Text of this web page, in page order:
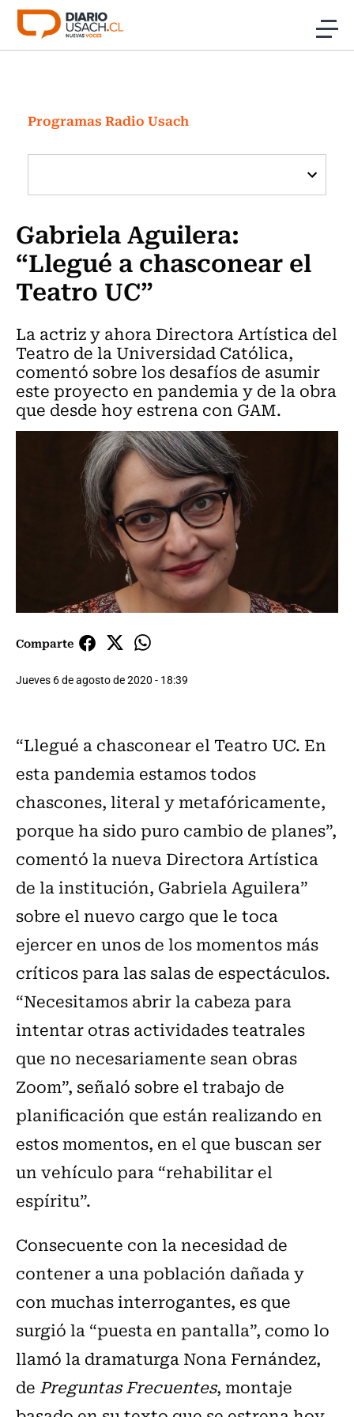
Click acá para ir directamente al contenido
Investigación
Cultura
Programas Radio y TV Usach
Programas Radio Usach
Gabriela Aguilera:
“Llegué a chasconear el
Teatro UC”
La actriz y ahora Directora Artística del
Teatro de la Universidad Católica,
comentó sobre los desafíos de asumir
este proyecto en pandemia y de la obra
que desde hoy estrena con GAM.
Comparte
Jueves 6 de agosto de 2020 - 18:39
“Llegué a chasconear el Teatro UC. En
esta pandemia estamos todos
chascones, literal y metafóricamente,
porque ha sido puro cambio de planes”,
comentó la nueva Directora Artística
de la institución, Gabriela Aguilera”
sobre el nuevo cargo que le toca
ejercer en unos de los momentos más
críticos para las salas de espectáculos.
“Necesitamos abrir la cabeza para
intentar otras actividades teatrales
que no necesariamente sean obras
Zoom”, señaló sobre el trabajo de
planificación que están realizando en
estos momentos, en el que buscan ser
un vehículo para “rehabilitar el
espíritu”.
Consecuente con la necesidad de
contener a una población dañada y
con muchas interrogantes, es que
surgió la “puesta en pantalla”, como lo
llamó la dramaturga Nona Fernández,
de Preguntas Frecuentes, montaje